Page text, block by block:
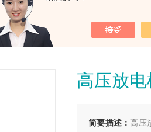
您现在的位置：
高压放电
简要描述： 高压